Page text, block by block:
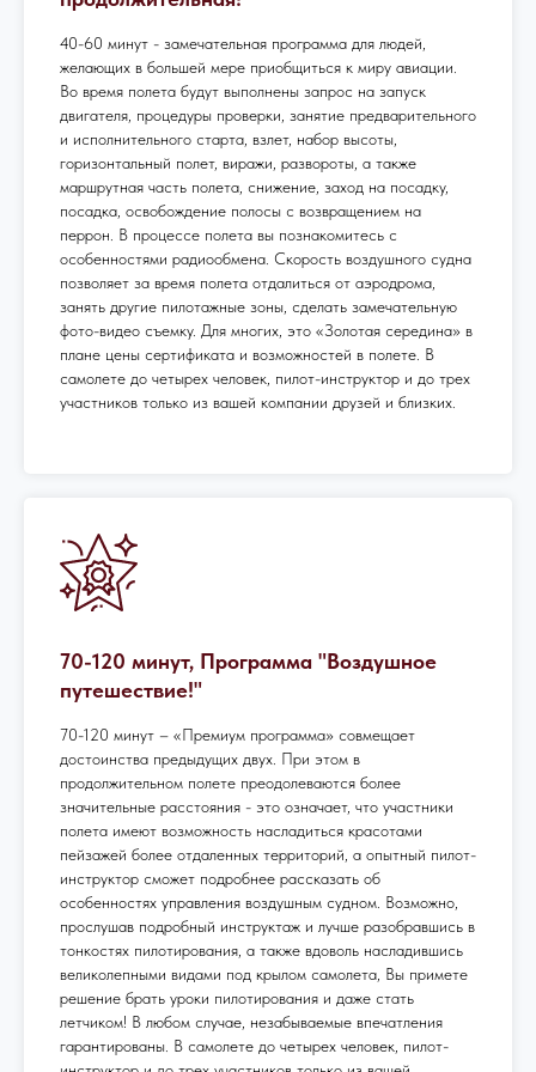
40-60 минут - замечательная программа для людей,
желающих в большей мере приобщиться к миру авиации.
Во время полета будут выполнены запрос на запуск
двигателя, процедуры проверки, занятие предварительного
и исполнительного старта, взлет, набор высоты,
горизонтальный полет, виражи, развороты, а также
маршрутная часть полета, снижение, заход на посадку,
посадка, освобождение полосы с возвращением на
перрон. В процессе полета вы познакомитесь с
особенностями радиообмена. Скорость воздушного судна
позволяет за время полета отдалиться от аэродрома,
занять другие пилотажные зоны, сделать замечательную
фото-видео съемку. Для многих, это «Золотая середина» в
плане цены сертификата и возможностей в полете. В
самолете до четырех человек, пилот-инструктор и до трех
участников только из вашей компании друзей и близких.
70-120 минут, Программа "Воздушное
путешествие!"
70-120 минут – «Премиум программа» совмещает
достоинства предыдущих двух. При этом в
продолжительном полете преодолеваются более
значительные расстояния - это означает, что участники
полета имеют возможность насладиться красотами
пейзажей более отдаленных территорий, а опытный пилот-
инструктор сможет подробнее рассказать об
особенностях управления воздушным судном. Возможно,
прослушав подробный инструктаж и лучше разобравшись в
тонкостях пилотирования, а также вдоволь насладившись
великолепными видами под крылом самолета, Вы примете
решение брать уроки пилотирования и даже стать
летчиком! В любом случае, незабываемые впечатления
гарантированы. В самолете до четырех человек, пилот-